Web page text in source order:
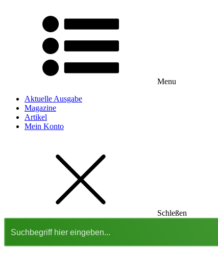
Menu
Aktuelle Ausgabe
Magazine
Artikel
Mein Konto
Schleßen